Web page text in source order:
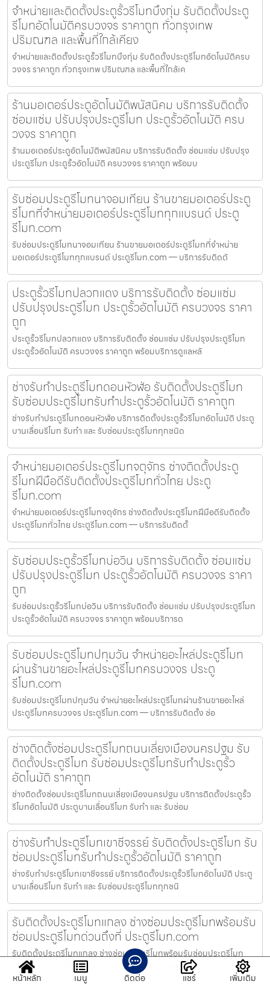
จำหน่ายและติดตั้งประตูรั้วรีโมทบึงกุ่ม รับติดตั้งประตู
รีโมทอัตโนมัติครบวงจร ราคาถูก ทั่วกรุงเทพ
ปริมณฑล และพื้นที่ใกล้เคียง
จำหน่ายและติดตั้งประตูรั้วรีโมทบึงกุ่ม รับติดตั้งประตูรีโมทอัตโนมัติครบ
วงจร ราคาถูก ทั่วกรุงเทพ ปริมณฑล และพื้นที่ใกล้เค
ร้านมอเตอร์ประตูอัตโนมัติพนัสนิคม บริการรับติดตั้ง
ซ่อมแซ่ม ปรับปรุงประตูรีโมท ประตูรั้วอัตโนมัติ ครบ
วงจร ราคาถูก
ร้านมอเตอร์ประตูอัตโนมัติพนัสนิคม บริการรับติดตั้ง ซ่อมแซ่ม ปรับปรุง
ประตูรีโมท ประตูรั้วอัตโนมัติ ครบวงจร ราคาถูก พร้อมบ
รับซ่อมประตูรีโมทนาจอมเทียน ร้านขายมอเตอร์ประตู
รีโมทที่จำหน่ายมอเตอร์ประตูรีโมททุกแบรนด์ ประตู
รีโมท.com
รับซ่อมประตูรีโมทนาจอมเทียน ร้านขายมอเตอร์ประตูรีโมทที่จำหน่าย
มอเตอร์ประตูรีโมททุกแบรนด์ ประตูรีโมท.com — บริการรับติดตั
ประตูรั้วรีโมทปลวกแดง บริการรับติดตั้ง ซ่อมแซ่ม
ปรับปรุงประตูรีโมท ประตูรั้วอัตโนมัติ ครบวงจร ราคา
ถูก
ประตูรั้วรีโมทปลวกแดง บริการรับติดตั้ง ซ่อมแซ่ม ปรับปรุงประตูรีโมท
ประตูรั้วอัตโนมัติ ครบวงจร ราคาถูก พร้อมบริการดูแลหลั
ช่างรับทำประตูรีโมทดอนหัวฬ่อ รับติดตั้งประตูรีโมท
รับซ่อมประตูรีโมทรับทำประตูรั้วอัตโนมัติ ราคาถูก
ช่างรับทำประตูรีโมทดอนหัวฬ่อ บริการติดตั้งประตูรั้วรีโมทอัตโนมัติ ประตู
บานเลื่อนรีโมท รับทำ และ รับซ่อมประตูรีโมททุกชนิด
จำหน่ายมอเตอร์ประตูรีโมทจตุจักร ช่างติดตั้งประตู
รีโมทฝีมือดีรับติดตั้งประตูรีโมททั่วไทย ประตู
รีโมท.com
จำหน่ายมอเตอร์ประตูรีโมทจตุจักร ช่างติดตั้งประตูรีโมทฝีมือดีรับติดตั้ง
ประตูรีโมททั่วไทย ประตูรีโมท.com — บริการรับติดตั้
รับซ่อมประตูรั้วรีโมทบ่อวิน บริการรับติดตั้ง ซ่อมแซ่ม
ปรับปรุงประตูรีโมท ประตูรั้วอัตโนมัติ ครบวงจร ราคา
ถูก
รับซ่อมประตูรั้วรีโมทบ่อวิน บริการรับติดตั้ง ซ่อมแซ่ม ปรับปรุงประตูรีโมท
ประตูรั้วอัตโนมัติ ครบวงจร ราคาถูก พร้อมบริการด
รับซ่อมประตูรีโมทปทุมวัน จำหน่ายอะไหล่ประตูรีโมท
ผ่านร้านขายอะไหล่ประตูรีโมทครบวงจร ประตู
รีโมท.com
รับซ่อมประตูรีโมทปทุมวัน จำหน่ายอะไหล่ประตูรีโมทผ่านร้านขายอะไหล่
ประตูรีโมทครบวงจร ประตูรีโมท.com — บริการรับติดตั้ง ซ่อ
ช่างติดตั้งซ่อมประตูรีโมทถนนเลี่ยงเมืองนครปฐม รับ
ติดตั้งประตูรีโมท รับซ่อมประตูรีโมทรับทำประตูรั้ว
อัตโนมัติ ราคาถูก
ช่างติดตั้งซ่อมประตูรีโมทถนนเลี่ยงเมืองนครปฐม บริการติดตั้งประตูรั้ว
รีโมทอัตโนมัติ ประตูบานเลื่อนรีโมท รับทำ และ รับซ่อม
ช่างรับทำประตูรีโมทเขาชีจรรย์ รับติดตั้งประตูรีโมท รับ
ซ่อมประตูรีโมทรับทำประตูรั้วอัตโนมัติ ราคาถูก
ช่างรับทำประตูรีโมทเขาชีจรรย์ บริการติดตั้งประตูรั้วรีโมทอัตโนมัติ ประตู
บานเลื่อนรีโมท รับทำ และ รับซ่อมประตูรีโมททุกชนิ
รับติดตั้งประตูรีโมทแกลง ช่างซ่อมประตูรีโมทพร้อมรับ
ซ่อมประตูรีโมทด่วนถึงที่ ประตูรีโมท.com
รับติดตั้งประตูรีโมทแกลง ช่างซ่อมประตูรีโมทพร้อมรับซ่อมประตูรีโมท
ด่วนถึงที่ ประตูรีโมท.com — บริการรับติดตั้ง ซ่อมแซ่ม ป
หน้าหลัก
เมนู ติดต่อ แชร์ เพิ่มเติม